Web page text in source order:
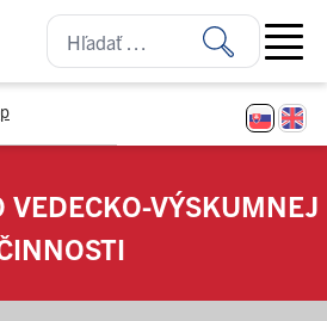
Open
VEDECKO-VÝSKUMNEJ